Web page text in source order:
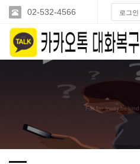
02-532-4566 로그인
Far far